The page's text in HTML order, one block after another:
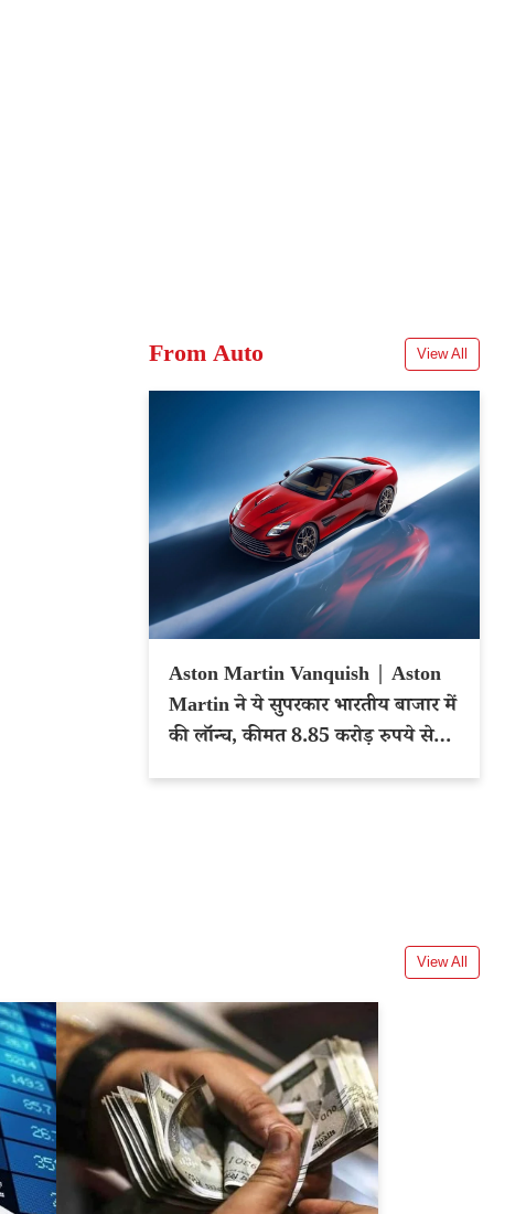
From Auto View All
Aston Martin Vanquish | Aston
Martin ने ये सुपरकार भारतीय बाजार में
की लॉन्च, कीमत 8.85 करोड़ रुपये से
View All